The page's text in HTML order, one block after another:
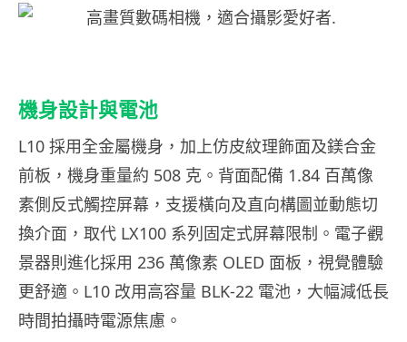
機身設計與電池
L10 採用全金屬機身，加上仿皮紋理飾面及鎂合金
前板，機身重量約 508 克。背面配備 1.84 百萬像
素側反式觸控屏幕，支援橫向及直向構圖並動態切
換介面，取代 LX100 系列固定式屏幕限制。電子觀
景器則進化採用 236 萬像素 OLED 面板，視覺體驗
更舒適。L10 改用高容量 BLK-22 電池，大幅減低長
時間拍攝時電源焦慮。